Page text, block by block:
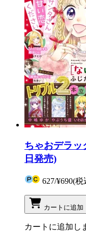
ちゃおデラッ
日発売)
627/¥690(税
カートに追加
カートに追加し